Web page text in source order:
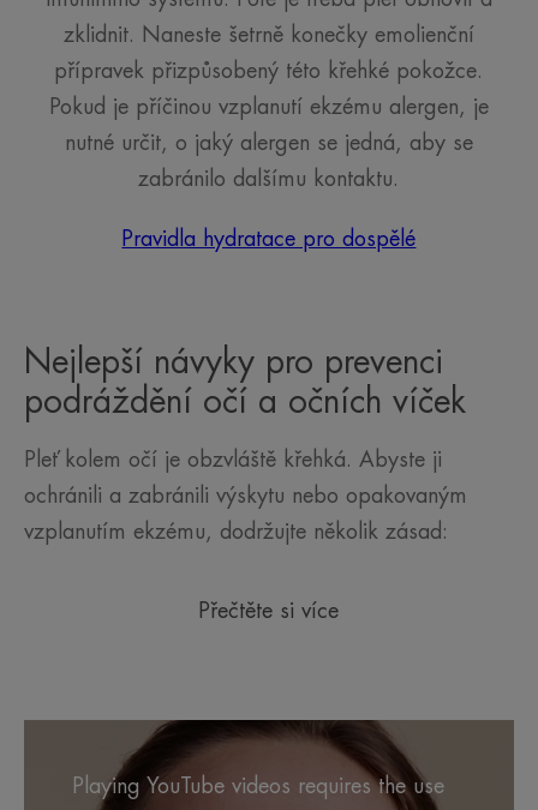
zklidnit. Naneste šetrně konečky emolienční
přípravek přizpůsobený této křehké pokožce.
Pokud je příčinou vzplanutí ekzému alergen, je
nutné určit, o jaký alergen se jedná, aby se
zabránilo dalšímu kontaktu.
Pravidla hydratace pro dospělé
Nejlepší návyky pro prevenci
podráždění očí a očních víček
Pleť kolem očí je obzvláště křehká. Abyste ji
ochránili a zabránili výskytu nebo opakovaným
vzplanutím ekzému, dodržujte několik zásad:
Přečtěte si více
Playing YouTube videos requires the use